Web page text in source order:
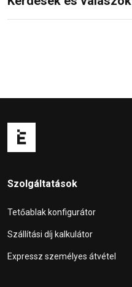
Szolgáltatások
Tetőablak konfigurátor
Szállítási díj kalkulátor
Expressz személyes átvétel